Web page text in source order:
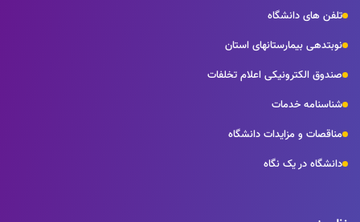
تلفن های دانشگاه
نوبتدهی بیمارستانهای استان
صندوق الکترونیکی اعلام تخلفات
شناسنامه خدمات
مناقصات و مزایدات دانشگاه
دانشگاه در یک نگاه